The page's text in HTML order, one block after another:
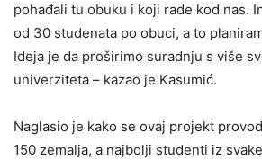
pohađali tu obuku i koji rade kod nas.
od 30 studenata po obuci, a to
Ideja je da proširimo suradnju s više
univerziteta – kazao je Kasumić.
Naglasio je kako se ovaj projekt
150 zemalja, a najbolji studenti iz